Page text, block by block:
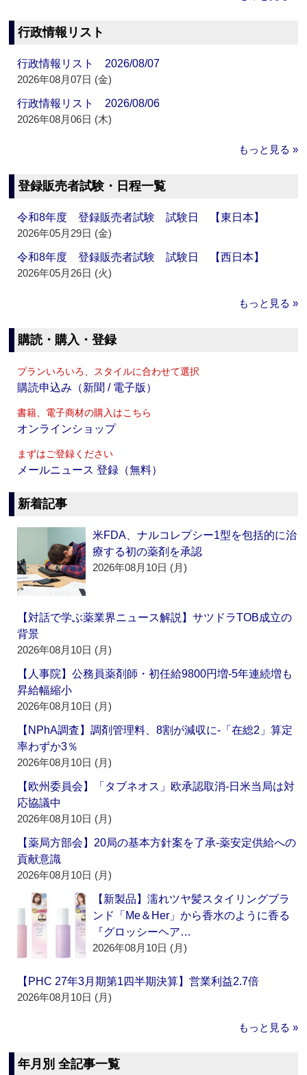
行政情報リスト
行政情報リスト 2026/08/07
2026年08月07日 (金)
行政情報リスト 2026/08/06
2026年08月06日 (木)
もっと見る »
登録販売者試験・日程一覧
令和8年度 登録販売者試験 試験日 【東日本】
2026年05月29日 (金)
令和8年度 登録販売者試験 試験日 【西日本】
2026年05月26日 (火)
もっと見る »
購読・購入・登録
プランいろいろ、スタイルに合わせて選択
購読申込み（新聞 / 電子版）
書籍、電子商材の購入はこちら
オンラインショップ
まずはご登録ください
メールニュース 登録（無料）
新着記事
米FDA、ナルコレプシー1型を包括的に治
療する初の薬剤を承認
2026年08月10日 (月)
【対話で学ぶ薬業界ニュース解説】サツドラTOB成立の
背景
2026年08月10日 (月)
【人事院】公務員薬剤師・初任給9800円増‐5年連続増も
昇給幅縮小
2026年08月10日 (月)
【NPhA調査】調剤管理料、8割が減収に‐「在総2」算定
率わずか3％
2026年08月10日 (月)
【欧州委員会】「タブネオス」欧承認取消‐日米当局は対
応協議中
2026年08月10日 (月)
【薬局方部会】20局の基本方針案を了承‐薬安定供給への
貢献意識
2026年08月10日 (月)
【新製品】濡れツヤ髪スタイリングブラ
ンド「Me＆Her」から香水のように香る
『グロッシーヘア…
2026年08月10日 (月)
【PHC 27年3月期第1四半期決算】営業利益2.7倍
2026年08月10日 (月)
もっと見る »
年月別 全記事一覧